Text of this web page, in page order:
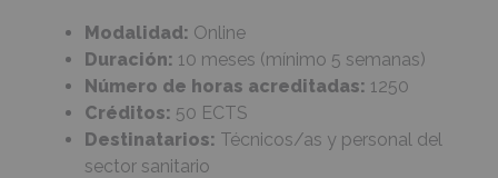
Modalidad: Online
Duración: 10 meses (mínimo 5 semanas)
Número de horas acreditadas: 1250
Créditos: 50 ECTS
Destinatarios: Técnicos/as y personal del
sector sanitario